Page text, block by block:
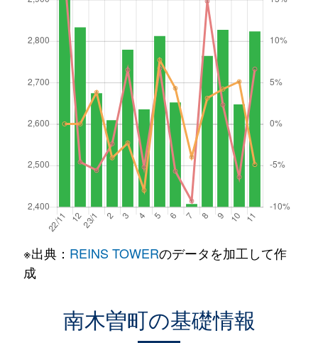
※出典： REINS TOWERのデータを加工して作
成
南木曽町の基礎情報